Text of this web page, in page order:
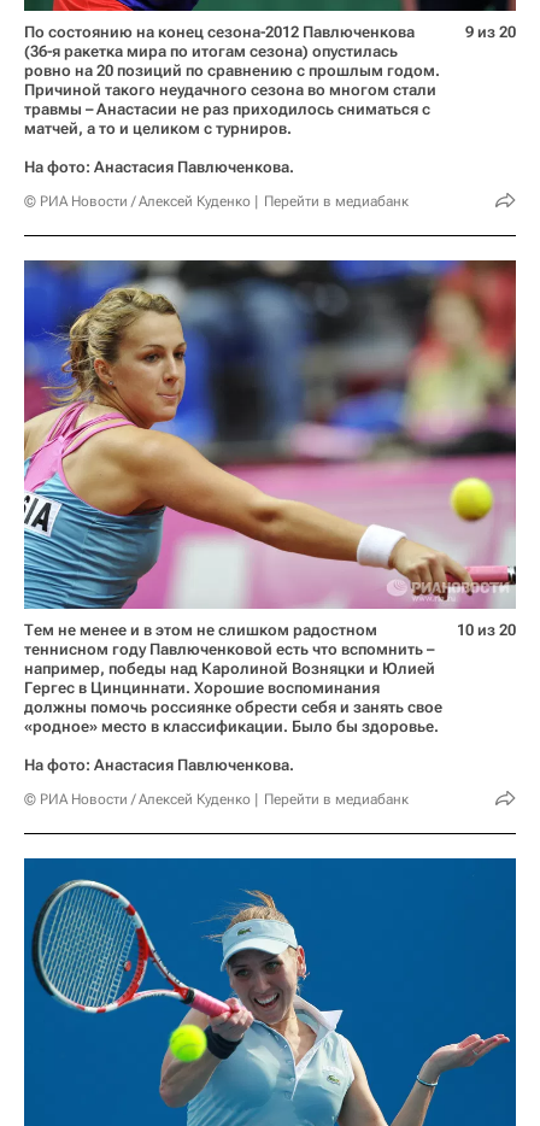
По состоянию на конец сезона-2012 Павлюченкова
(36-я ракетка мира по итогам сезона) опустилась
ровно на 20 позиций по сравнению с прошлым годом.
Причиной такого неудачного сезона во многом стали
травмы – Анастасии не раз приходилось сниматься с
матчей, а то и целиком с турниров.
На фото: Анастасия Павлюченкова.
© РИА Новости / Алексей Куденко Перейти в медиабанк
9 из 20
Тем не менее и в этом не слишком радостном
теннисном году Павлюченковой есть что вспомнить –
например, победы над Каролиной Возняцки и Юлией
Гергес в Цинциннати. Хорошие воспоминания
должны помочь россиянке обрести себя и занять свое
«родное» место в классификации. Было бы здоровье.
На фото: Анастасия Павлюченкова.
© РИА Новости / Алексей Куденко Перейти в медиабанк
10 из 20